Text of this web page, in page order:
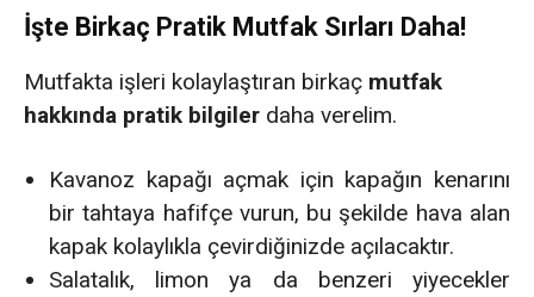
İşte Birkaç Pratik Mutfak Sırları Daha!
Mutfakta işleri kolaylaştıran birkaç mutfak
hakkında pratik bilgiler daha verelim.
Kavanoz kapağı açmak için kapağın kenarını
bir tahtaya hafifçe vurun, bu şekilde hava alan
kapak kolaylıkla çevirdiğinizde açılacaktır.
Salatalık, limon ya da benzeri yiyecekler